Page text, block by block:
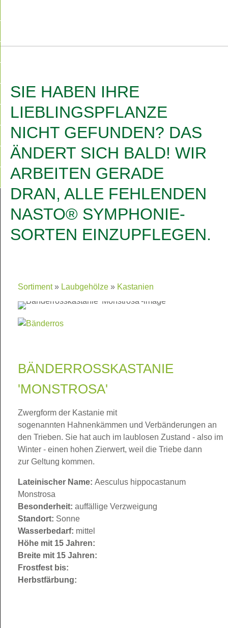
SIE HABEN IHRE
LIEBLINGSPFLANZE
NICHT GEFUNDEN? DAS
ÄNDERT SICH BALD! WIR
ARBEITEN GERADE
DRAN, ALLE FEHLENDEN
NASTO® SYMPHONIE-
SORTEN EINZUPFLEGEN.
Sortiment Laubgehölze Kastanien
BÄNDERROSSKASTANIE
'MONSTROSA'
Zwergform der Kastanie mit
sogenannten Hahnenkämmen und Verbänderungen an
den Trieben. Sie hat auch im laublosen Zustand - also im
Winter - einen hohen Zierwert, weil die Triebe dann
zur Geltung kommen.
Lateinischer Name: Aesculus hippocastanum
Monstrosa
Besonderheit: auffällige Verzweigung
Standort: Sonne
Wasserbedarf: mittel
Höhe mit 15 Jahren:
Breite mit 15 Jahren:
Frostfest bis:
Herbstfärbung: